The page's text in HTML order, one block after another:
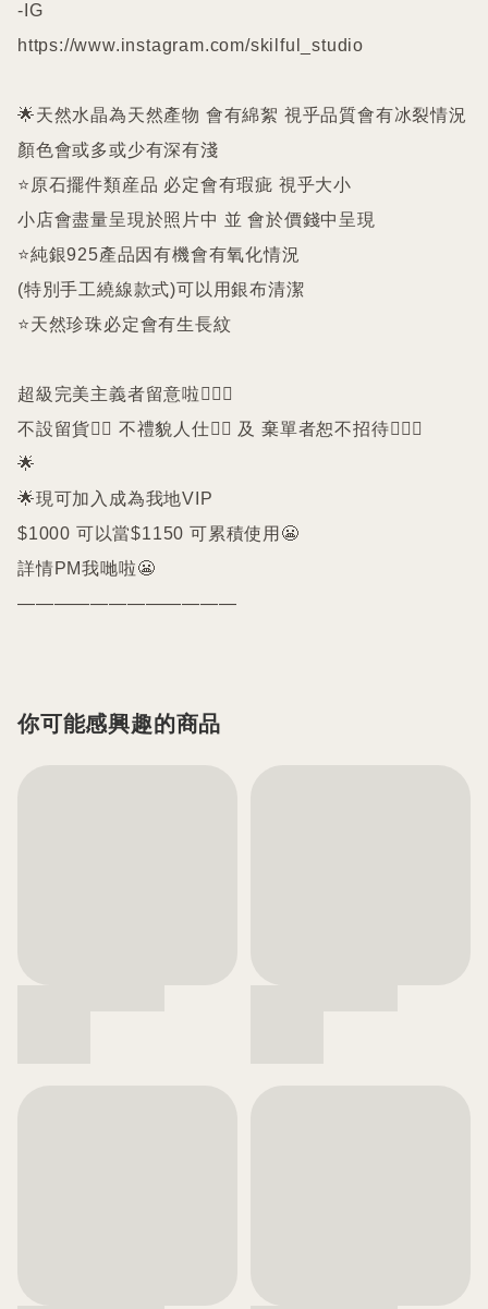
-IG
https://www.instagram.com/skilful_studio
🌟天然水晶為天然產物 會有綿絮 視乎品質會有冰裂情況
顏色會或多或少有深有淺
⭐️原石擺件類産品 必定會有瑕疵 視乎大小
小店會盡量呈現於照片中 並 會於價錢中呈現
⭐️純銀925產品因有機會有氧化情況
(特別手工繞線款式)可以用銀布清潔
⭐️天然珍珠必定會有生長紋
超級完美主義者留意啦🙇🏻‍♀️
不設留貨🙅‍♀️ 不禮貌人仕🙅‍♀️ 及 棄單者恕不招待🙇🏻‍♀️
🌟
🌟現可加入成為我地VIP
$1000 可以當$1150 可累積使用😬
詳情PM我哋啦😬
————————————
你可能感興趣的商品